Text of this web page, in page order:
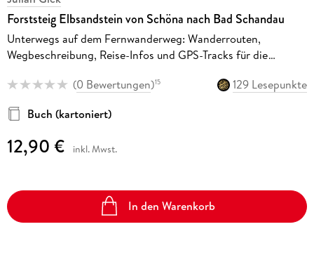
Forststeig Elbsandstein von Schöna nach Bad Schandau
Unterwegs auf dem Fernwanderweg: Wanderrouten,
Wegbeschreibung, Reise-Infos und GPS-Tracks für die
(0 Bewertungen)15
129 Lesepunkte
Buch (kartoniert)
12,90 € inkl. Mwst.
In den Warenkorb